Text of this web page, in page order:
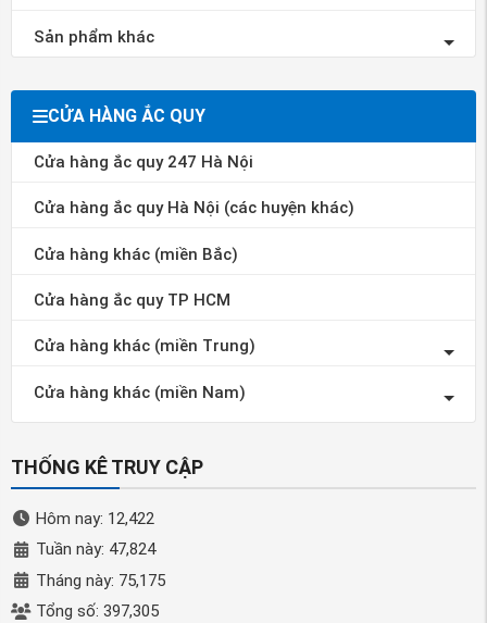
Sản phẩm khác
CỬA HÀNG ẮC QUY
Cửa hàng ắc quy 247 Hà Nội
Cửa hàng ắc quy Hà Nội (các huyện khác)
Cửa hàng khác (miền Bắc)
Cửa hàng ắc quy TP HCM
Cửa hàng khác (miền Trung)
Cửa hàng khác (miền Nam)
THỐNG KÊ TRUY CẬP
Hôm nay: 12,422
Tuần này: 47,824
Tháng này: 75,175
Tổng số: 397,305